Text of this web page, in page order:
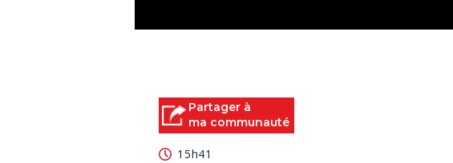
90%
Partager à
ma communauté
15h41